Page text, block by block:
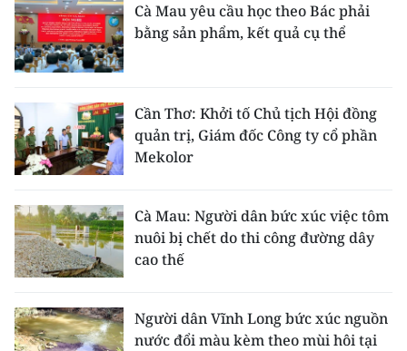
Cà Mau yêu cầu học theo Bác phải
bằng sản phẩm, kết quả cụ thể
Cần Thơ: Khởi tố Chủ tịch Hội đồng
quản trị, Giám đốc Công ty cổ phần
Mekolor
Cà Mau: Người dân bức xúc việc tôm
nuôi bị chết do thi công đường dây
cao thế
Người dân Vĩnh Long bức xúc nguồn
nước đổi màu kèm theo mùi hôi tại